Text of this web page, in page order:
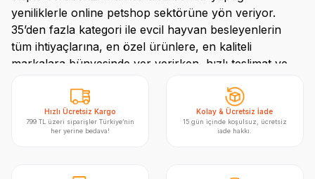
yeniliklerle online petshop sektörüne yön veriyor.
35’den fazla kategori ile evcil hayvan besleyenlerin
tüm ihtiyaçlarına, en özel ürünlere, en kaliteli
markalara bünyesinde yer verirken, hızlı teslimat ve
standartlarını her geçen gün yenilikçi ruhu ile
arttıran doğru adres.
Hızlı Ücretsiz Kargo
799 TL üzeri siparişler Türkiye’nin
her yerine bedava!
Kolay & Ücretsiz İade
15 gün içinde koşulsuz, ücretsiz
iade hakkı.